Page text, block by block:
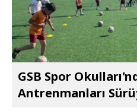
GSB Spor
Antrenmanları